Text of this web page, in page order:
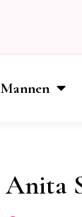
Mannen
Anita